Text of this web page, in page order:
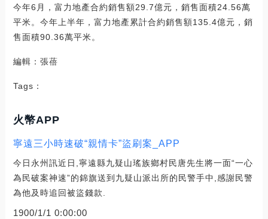
今年6月，富力地產合約銷售額29.7億元，銷售面積24.56萬
平米。今年上半年，富力地產累計合約銷售額135.4億元，銷
售面積90.36萬平米。
編輯：張蓓
Tags：
火幣APP
寧遠三小時速破“親情卡”盜刷案_APP
今日永州訊近日,寧遠縣九疑山瑤族鄉村民唐先生將一面“一心
為民破案神速”的錦旗送到九疑山派出所的民警手中,感謝民警
為他及時追回被盜錢款.
1900/1/1 0:00:00